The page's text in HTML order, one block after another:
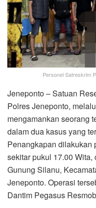
Personel Satreskrim
Jeneponto – Satuan
Polres Jeneponto,
mengamankan seorang
dalam dua kasus yang
Penangkapan dilakukan
sekitar pukul 17.00
Gunung Silanu,
Jeneponto. Operasi
Dantim Pegasus